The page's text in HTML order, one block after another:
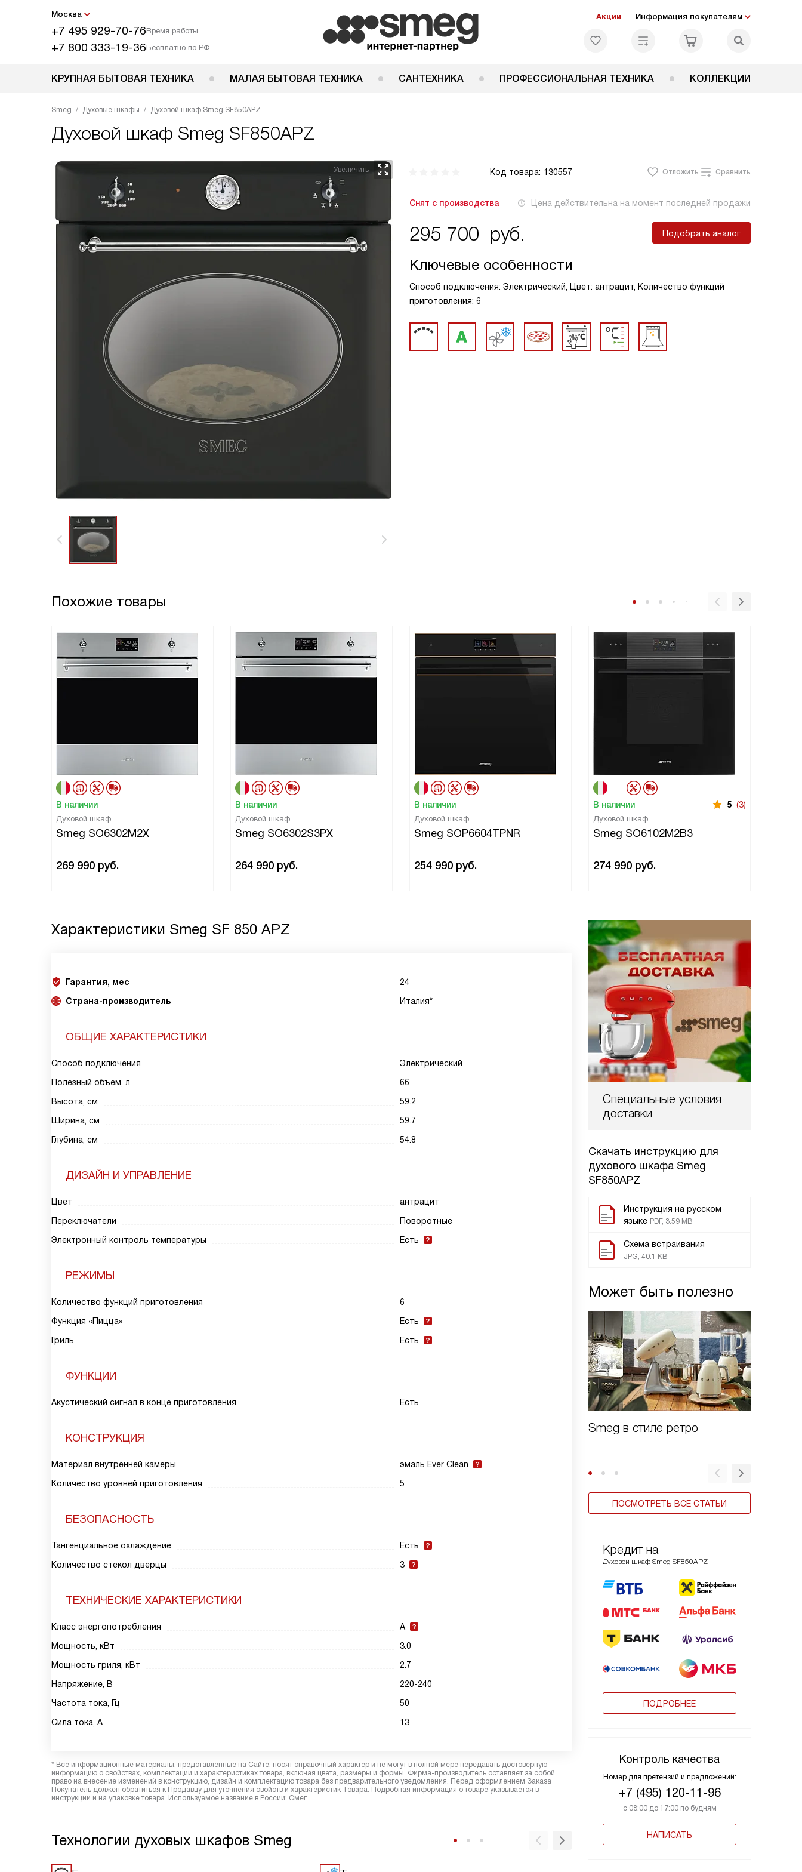
Москва
+7 495 929-70-76Время работы
+7 800 333-19-36Бесплатно по РФ
Акции Информация покупателям
КРУПНАЯ БЫТОВАЯ ТЕХНИКА МАЛАЯ БЫТОВАЯ ТЕХНИКА САНТЕХНИКА ПРОФЕССИОНАЛЬНАЯ ТЕХНИКА КОЛЛЕКЦИИ
Smeg Духовые шкафы Духовой шкаф Smeg SF850APZ
Духовой шкаф Smeg SF850APZ
Код товара: 130557 Отложить Сравнить
Снят с производства Цена действительна на момент последней продажи
295 700 руб. Подобрать аналог
Ключевые особенности
Способ подключения: Электрический, Цвет: антрацит, Количество функций
приготовления: 6
Похожие товары
В наличии
Духовой шкаф
Smeg SO6302M2X
269 990 руб.
В наличии
Духовой шкаф
Smeg SO6302S3PX
264 990 руб.
В наличии
Духовой шкаф
Smeg SOP6604TPNR
254 990 руб.
В наличии 5 (3)
Духовой шкаф
Smeg SO6102M2B3
274 990 руб.
Специальные условия
доставки
Скачать инструкцию для
духового шкафа Smeg
SF850APZ
Инструкция на русском
языке PDF, 3.59 MB
Схема встраивания
JPG, 40.1 KB
Может быть полезно
Smeg в стиле ретро
ПОСМОТРЕТЬ ВСЕ СТАТЬИ
Кредит на
Духовой шкаф Smeg SF850APZ
ПОДРОБНЕЕ
Контроль качества
Номер для претензий и предложений:
+7 (495) 120-11-96
с 08:00 до 17:00 по будням
НАПИСАТЬ
Характеристики Smeg SF 850 APZ
Гарантия, мес
24
Страна-производитель
Италия*
ОБЩИЕ ХАРАКТЕРИСТИКИ
Способ подключения
Электрический
Полезный объем, л
66
Высота, см
59.2
Ширина, см
59.7
Глубина, см
54.8
ДИЗАЙН И УПРАВЛЕНИЕ
Цвет
антрацит
Переключатели
Поворотные
Электронный контроль температуры
Есть
РЕЖИМЫ
Количество функций приготовления
6
Функция «Пицца»
Есть
Гриль
Есть
ФУНКЦИИ
Акустический сигнал в конце приготовления Есть
КОНСТРУКЦИЯ
Материал внутренней камеры
эмаль Ever Clean
Количество уровней приготовления
5
БЕЗОПАСНОСТЬ
Тангенциальное охлаждение
Есть
Количество стекол дверцы
3
ТЕХНИЧЕСКИЕ ХАРАКТЕРИСТИКИ
Класс энергопотребления
A
Мощность, кВт
3.0
Мощность гриля, кВт
2.7
Напряжение, В
220-240
Частота тока, Гц
50
Сила тока, А
13
* Все информационные материалы, представленные на Сайте, носят справочный характер и не могут в полной мере передавать достоверную
информацию о свойствах, комплектации и характеристиках товара, включая цвета, размеры и формы. Фирма-производитель оставляет за собой
право на внесение изменений в конструкцию, дизайн и комплектацию товара без предварительного уведомления. Перед оформлением Заказа
Покупатель должен обратиться к Продавцу для уточнения свойств и характеристик Товара. Подробная информация о товаре указывается в
инструкции и на упаковке товара. Используемое название в России: Смег
Технологии духовых шкафов Smeg